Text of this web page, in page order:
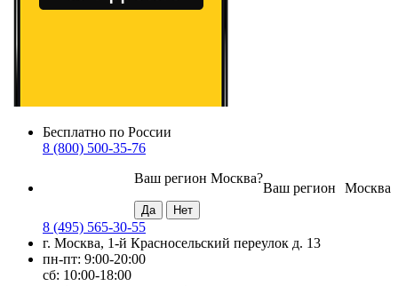
Бесплатно по России
8 (800) 500-35-76
Москва
Ваш регион
Ваш регион Москва?
8 (495) 565-30-55
г. Москва, 1-й Красносельский переулок д. 13
пн-пт: 9:00-20:00
сб: 10:00-18:00